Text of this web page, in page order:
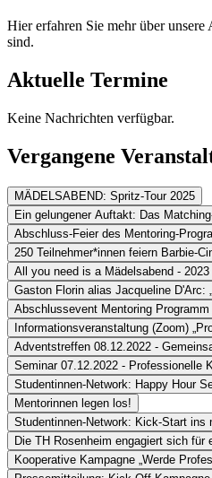
Hier erfahren Sie mehr über
sind.
Aktuelle Termine
Keine Nachrichten verfügbar.
Vergangene
MÄDELSABEND: Spritz-Tour 2025
Ein gelungener Auftakt: Das
Abschluss-Feier des Mentoring-
250 Teilnehmer*innen feiern Barbie-
All you need is a Mädelsabend - 2023
Gaston Florin alias Jacqueline D'Arc:
Abschlussevent Mentoring Programm
Informationsveranstaltung (Zoom)
Adventstreffen 08.12.2022 -
Seminar 07.12.2022 - Professionelle
Studentinnen-Network: Happy Hour
Mentorinnen legen los!
Studentinnen-Network: Kick-Start ins
Die TH Rosenheim engagiert sich für
Kooperative Kampagne „Werde